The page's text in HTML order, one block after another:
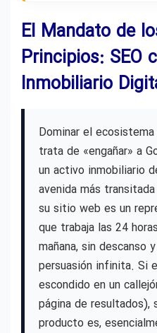
El Mandato de
Principios: SEO
Inmobiliario
Dominar el
trata de «engañar» a
un activo inmobiliario
avenida más
su sitio web es un
que trabaja las 24
mañana, sin descanso
persuasión infinita. Si
escondido en un
página de resultados),
producto es,